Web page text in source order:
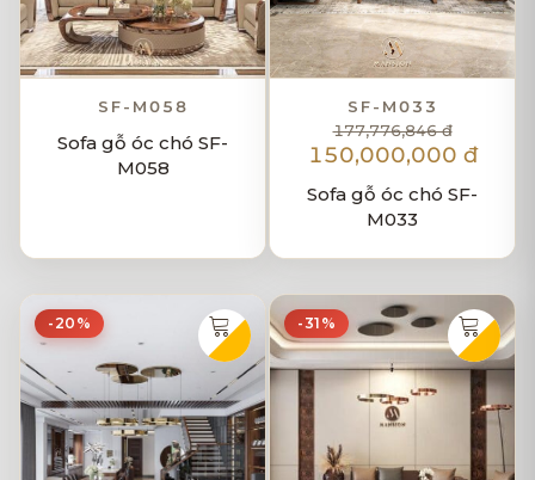
SF-M058
Sofa gỗ óc chó SF-
M058
SF-M033
177,776,846 đ
150,000,000 đ
Sofa gỗ óc chó SF-
M033
-20% -31%